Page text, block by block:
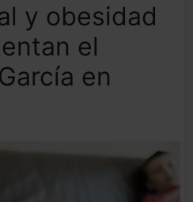
y obesidad
el
en